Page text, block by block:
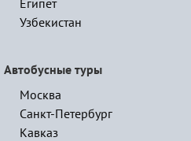
Египет
Узбекистан
Автобусные туры
Москва
Санкт-Петербург
Кавказ